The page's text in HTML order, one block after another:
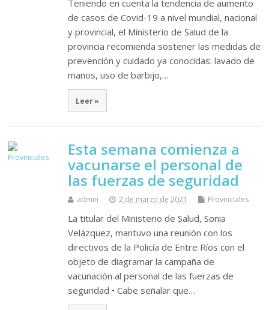
Teniendo en cuenta la tendencia de aumento
de casos de Covid-19 a nivel mundial, nacional
y provincial, el Ministerio de Salud de la
provincia recomienda sostener las medidas de
prevención y cuidado ya conocidas: lavado de
manos, uso de barbijo,…
Leer »
Esta semana comienza a
vacunarse el personal de
las fuerzas de seguridad
admin 2 de marzo de 2021 Provinciales
La titular del Ministerio de Salud, Sonia
Velázquez, mantuvo una reunión con los
directivos de la Policía de Entre Ríos con el
objeto de diagramar la campaña de
vacunación al personal de las fuerzas de
seguridad • Cabe señalar que…